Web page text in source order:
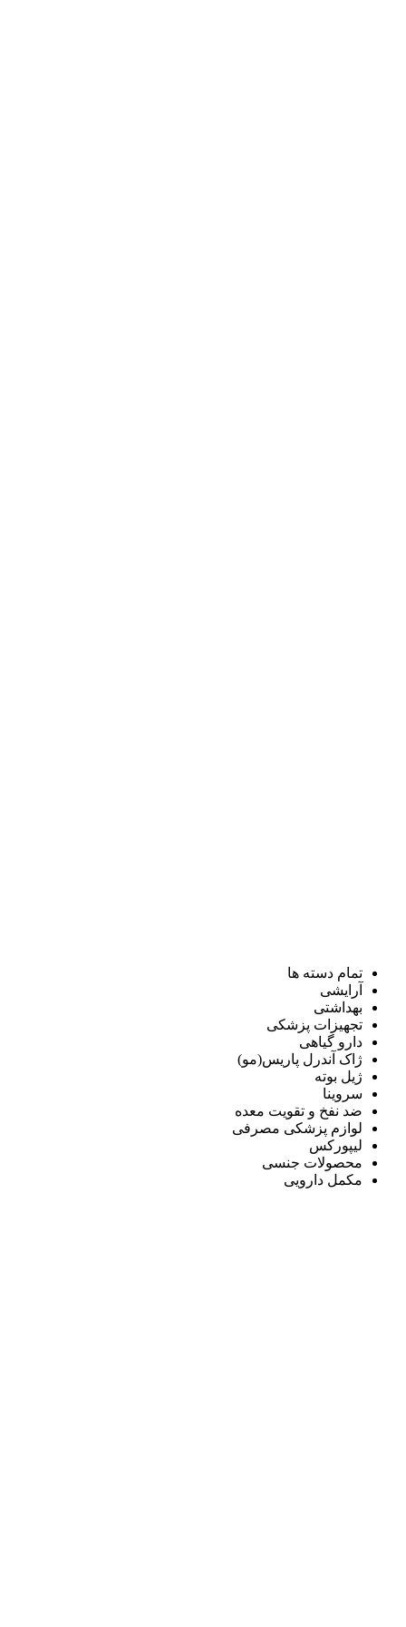
تمام دسته ها
آرایشی
بهداشتی
تجهیزات پزشکی
دارو گیاهی
ژاک آندرل پاریس(مو)
ژیل بوته
سروینا
ضد نفخ و تقویت معده
لوازم پزشکی مصرفی
لیپورکس
محصولات جنسی
مکمل دارویی